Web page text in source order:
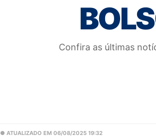
Confira as últimas
● ATUALIZADO EM 06/08/2025 19:32